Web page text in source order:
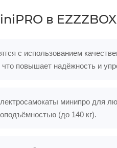
в EZZZBOX
с использованием
повышает надёжность и
минипро для
(до 140 кг).